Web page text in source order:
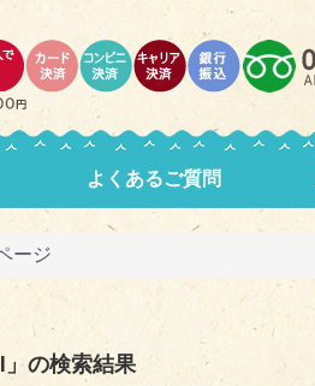
よくあるご質問
ージ
」の検索結果